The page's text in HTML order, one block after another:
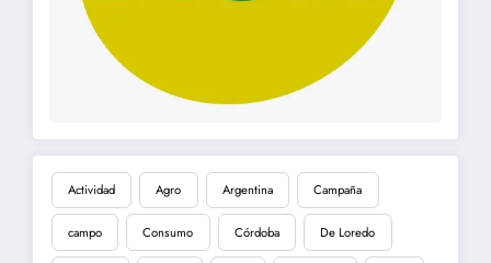
Actividad Agro Argentina Campaña
campo Consumo Córdoba De Loredo